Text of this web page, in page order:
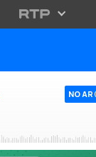
NO AR